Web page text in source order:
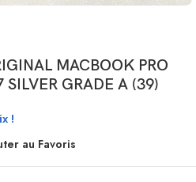
MACBOOK PRO
GRADE A (39)
!
au Favoris